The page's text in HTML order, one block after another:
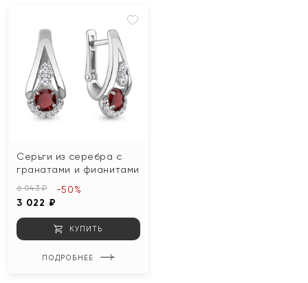
Серьги из серебра с
гранатами и фианитами
6 043 ₽
3 022 ₽
-50%
КУПИТЬ
ПОДРОБНЕЕ